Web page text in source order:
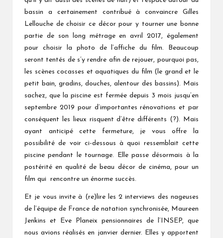
bassin a certainement contribué à convaincre Gilles
Lellouche de choisir ce décor pour y tourner une bonne
partie de son long métrage en avril 2017, également
pour choisir la photo de l’affiche du film. Beaucoup
seront tentés de s’y rendre afin de rejouer, pourquoi pas,
les scènes cocasses et aquatiques du film (le grand et le
petit bain, gradins, douches, alentour des bassins). Mais
sachez, que la piscine est fermée depuis 3 mois jusqu’en
septembre 2019 pour d’importantes rénovations et par
conséquent les lieux risquent d’être différents (?). Mais
ayant anticipé cette fermeture, je vous offre la
possibilité de voir ci-dessous à quoi ressemblait cette
piscine pendant le tournage. Elle passe désormais à la
postérité en qualité de beau décor de cinéma, pour un
film qui rencontre un énorme succès.
Et je vous invite à (re)lire les 2 interviews des nageuses
de l’équipe de France de natation synchronisée, Maureen
Jenkins et Eve Planeix pensionnaires de l’INSEP, que
nous avions réalisés en janvier dernier. Elles y apportent